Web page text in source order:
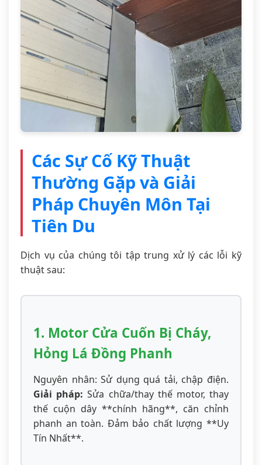
Các Sự Cố Kỹ Thuật
Thường Gặp và Giải
Pháp Chuyên Môn Tại
Tiên Du
Dịch vụ của chúng tôi tập trung xử lý các lỗi kỹ
thuật sau:
1. Motor Cửa Cuốn Bị Cháy,
Hỏng Lá Đồng Phanh
Nguyên nhân: Sử dụng quá tải, chập điện.
Giải pháp: Sửa chữa/thay thế motor, thay
thế cuộn dây **chính hãng**, căn chỉnh
phanh an toàn. Đảm bảo chất lượng **Uy
Tín Nhất**.